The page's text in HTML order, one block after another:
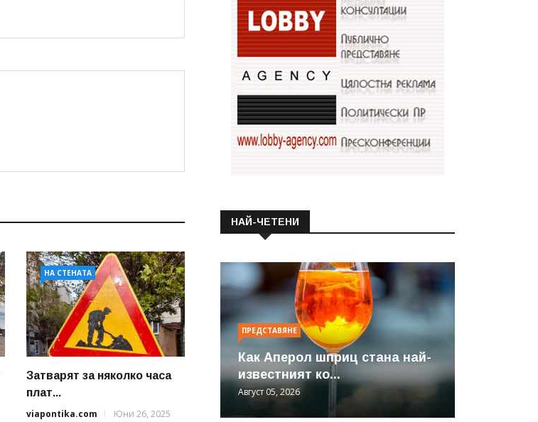
НА СТЕНАТА
Затварят за няколко часа
плат...
viapontika.com
Юни 26, 2025
НАЙ-ЧЕТЕНИ
ПРЕДСТАВЯНЕ
Как Аперол шприц стана най-
известният ко...
Август 05, 2026